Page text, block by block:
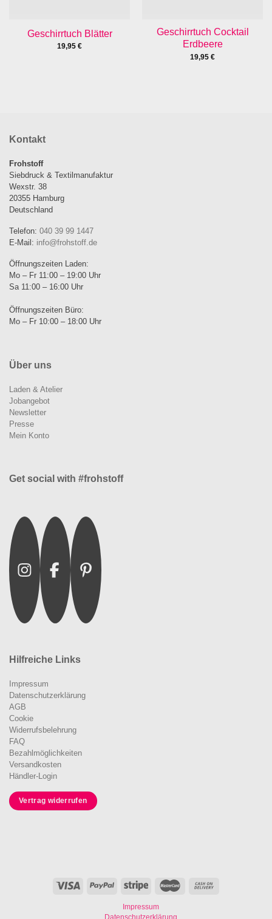
Geschirrtuch Blätter
19,95 €
Geschirrtuch Cocktail
Erdbeere
19,95 €
Kontakt
Frohstoff
Siebdruck & Textilmanufaktur
Wexstr. 38
20355 Hamburg
Deutschland
Telefon: 040 39 99 1447
E-Mail: info@frohstoff.de
Öffnungszeiten Laden:
Mo – Fr 11:00 – 19:00 Uhr
Sa 11:00 – 16:00 Uhr
Öffnungszeiten Büro:
Mo – Fr 10:00 – 18:00 Uhr
Über uns
Laden & Atelier
Jobangebot
Newsletter
Presse
Mein Konto
Get social with #frohstoff
InstagramFacebookPinterest
Hilfreiche Links
Impressum
Datenschutzerklärung
AGB
Cookie
Widerrufsbelehrung
FAQ
Bezahlmöglichkeiten
Versandkosten
Händler-Login
Vertrag widerrufen
Impressum
Datenschutzerklärung